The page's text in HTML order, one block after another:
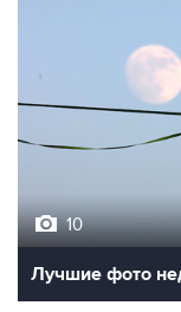
10
Лучшие фото